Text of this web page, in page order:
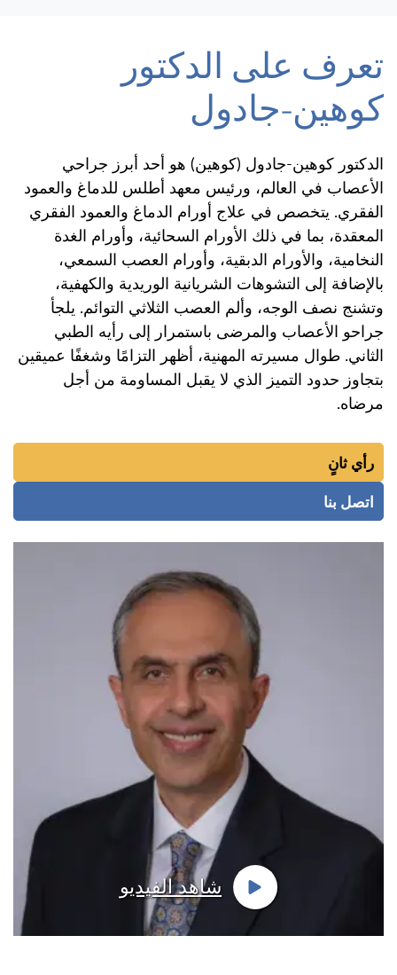
تعرف على الدكتور
كوهين-جادول
الدكتور كوهين-جادول (كوهين) هو أحد أبرز جراحي
الأعصاب في العالم، ورئيس معهد أطلس للدماغ والعمود
الفقري. يتخصص في علاج أورام الدماغ والعمود الفقري
المعقدة، بما في ذلك الأورام السحائية، وأورام الغدة
النخامية، والأورام الدبقية، وأورام العصب السمعي،
بالإضافة إلى التشوهات الشريانية الوريدية والكهفية،
وتشنج نصف الوجه، وألم العصب الثلاثي التوائم. يلجأ
جراحو الأعصاب والمرضى باستمرار إلى رأيه الطبي
الثاني. طوال مسيرته المهنية، أظهر التزامًا وشغفًا عميقين
بتجاوز حدود التميز الذي لا يقبل المساومة من أجل
مرضاه.
رأي ثانٍ
اتصل بنا
شاهد الفيديو